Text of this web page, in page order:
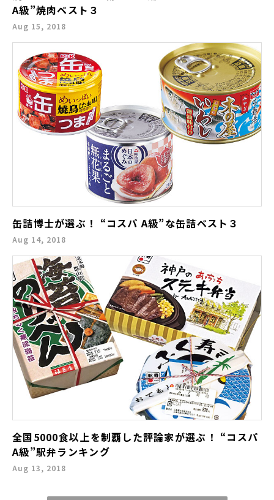
A級”焼肉ベスト３
Aug 15, 2018
缶詰博士が選ぶ！ “コスパ A級”な缶詰ベスト３
Aug 14, 2018
全国5000食以上を制覇した評論家が選ぶ！ “コスパ
A級”駅弁ランキング
Aug 13, 2018